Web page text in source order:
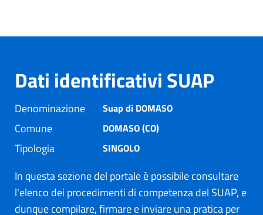
Dati identificativi SUAP
Denominazione Suap di DOMASO
Comune DOMASO (CO)
Tipologia SINGOLO
In questa sezione del portale è possibile consultare
l'elenco dei procedimenti di competenza del SUAP, e
dunque compilare, firmare e inviare una pratica per